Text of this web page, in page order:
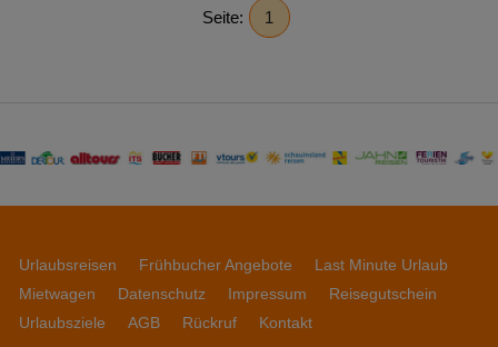
Seite: 1
Urlaubsreisen Frühbucher Angebote
Last Minute Urlaub
Mietwagen
Datenschutz Impressum
Reisegutschein
Urlaubsziele
AGB Rückruf Kontakt